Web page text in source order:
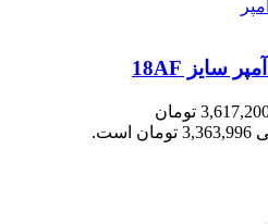
قیمت اصلی 3,617,200 تومان